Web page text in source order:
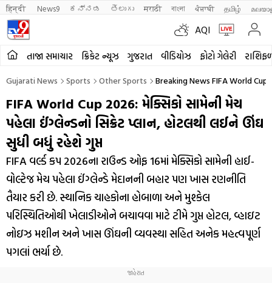
हिन्दी News9 ಕನ್ನಡ తెలుగు मराठी বাংলা ਪੰਜਾਬੀ தமிழ்
AQI
તાજા સમાચાર ક્રિકેટ ન્યૂઝ ગુજરાત વીડિયોઝ ફોટો ગેલેરી
Gujarati News Sports Other Sports Breaking News FIFA World
FIFA World Cup 2026: મેક્સિકો સામેની મેચ
પહેલા ઈંગ્લેન્ડનો સિક્રેટ પ્લાન, હોટલથી લઈને ઊંઘ
સુધી બધું રહેશે ગુપ્ત
FIFA વર્લ્ડ કપ 2026ના રાઉન્ડ ઓફ 16માં મેક્સિકો સામેની હાઈ-
વોલ્ટેજ મેચ પહેલા ઈંગ્લેન્ડે મેદાનની બહાર પણ ખાસ રણનીતિ
તૈયાર કરી છે. સ્થાનિક ચાહકોના હોબાળા અને મુશ્કેલ
પરિસ્થિતિઓથી ખેલાડીઓને બચાવવા માટે ટીમે ગુપ્ત હોટલ, વ્હાઇટ
નોઇઝ મશીન અને ખાસ ઊંઘની વ્યવસ્થા સહિત અનેક મહત્વપૂર્ણ
પગલાં ભર્યા છે.